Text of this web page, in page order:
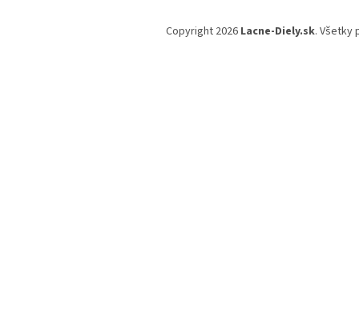
Copyright 2026 Lacne-Diely.sk. Všetky